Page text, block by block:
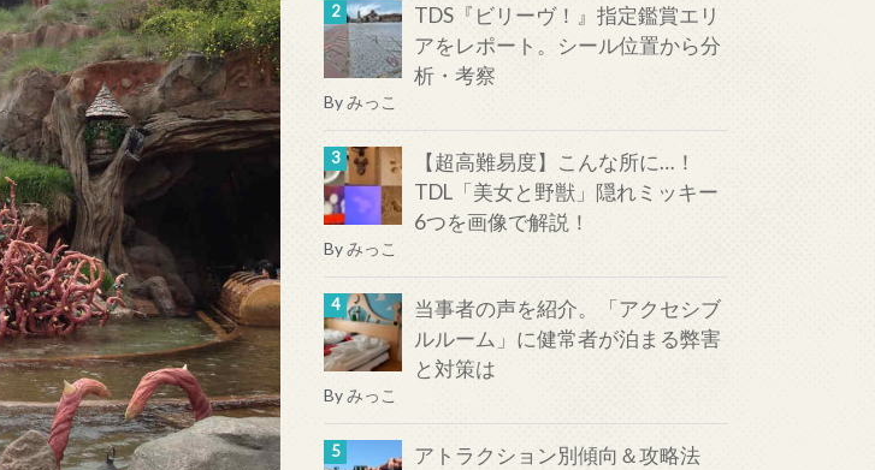
TDS『ビリーヴ！』指定鑑賞エリ
アをレポート。シール位置から分
析・考察
Byみっこ
【超高難易度】こんな所に…！
TDL「美女と野獣」隠れミッキー
6つを画像で解説！
Byみっこ
当事者の声を紹介。「アクセシブ
ルルーム」に健常者が泊まる弊害
と対策は
Byみっこ
アトラクション別傾向＆攻略法